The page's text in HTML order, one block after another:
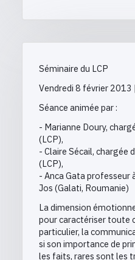
Séminaire du LCP
Vendredi 8 février 2013
Séance animée par :
- Marianne Doury,
(LCP),
- Claire Sécail, chargée
(LCP),
- Anca Gata professeur
Jos (Galati, Roumanie)
La dimension
pour caractériser toute
particulier, la
si son importance de
les faits, rares sont les